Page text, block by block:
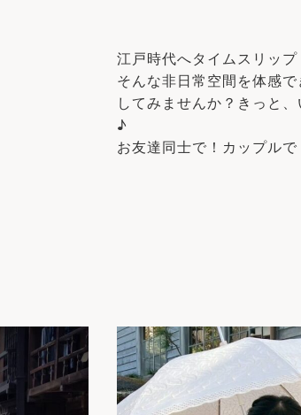
江戸時代へタイムスリップ
そんな非日常空間を体感
してみませんか？きっと
♪
お友達同士で！カップル